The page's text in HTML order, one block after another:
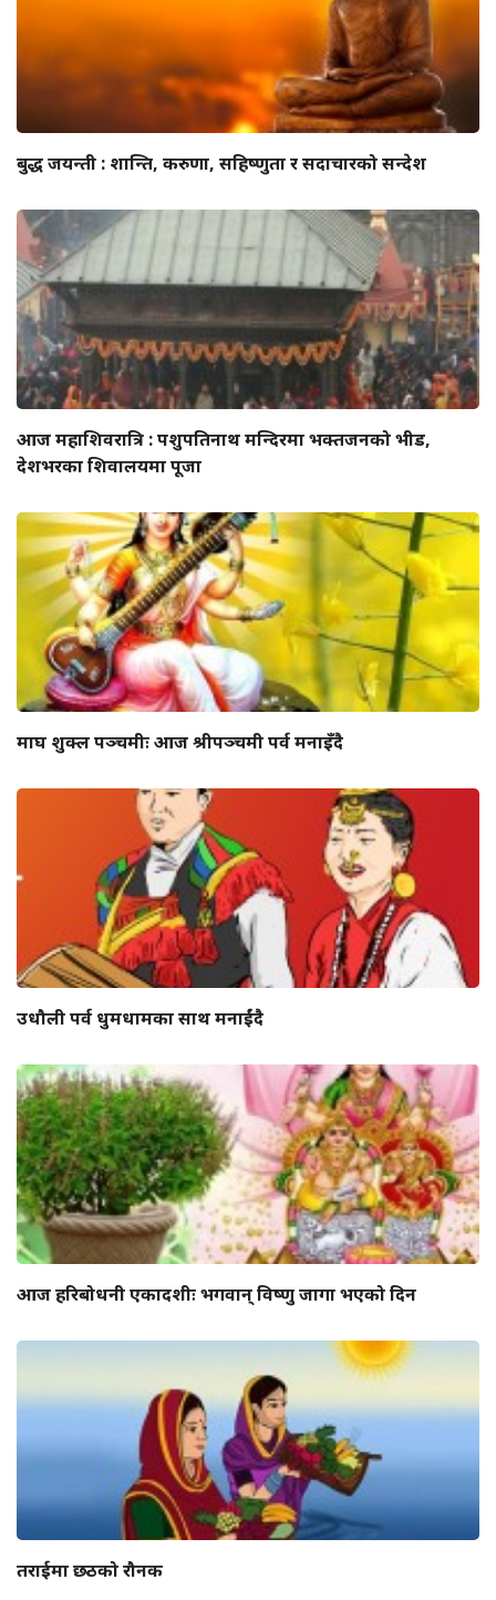
बुद्ध जयन्ती : शान्ति, करुणा, सहिष्णुता र सदाचारको सन्देश
आज महाशिवरात्रि : पशुपतिनाथ मन्दिरमा भक्तजनको भीड,
देशभरका शिवालयमा पूजा
माघ शुक्ल पञ्चमीः आज श्रीपञ्चमी पर्व मनाइँदै
उधौली पर्व धुमधामका साथ मनाईंदै
आज हरिबोधनी एकादशीः भगवान् विष्णु जागा भएको दिन
तराईमा छठको रौनक